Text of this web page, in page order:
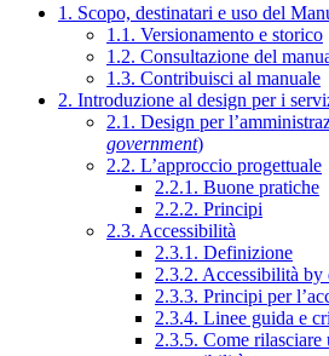
1. Scopo, destinatari e uso del
1.1. Versionamento e storico
1.2. Consultazione del
1.3. Contribuisci al manuale
2. Introduzione al design per i
2.1. Design per
government)
2.2. L’approccio progettuale
2.2.1. Buone pratiche
2.2.2. Principi
2.3. Accessibilità
2.3.1. Definizione
2.3.2. Accessibilità by
2.3.3. Principi per
2.3.4. Linee guida e
2.3.5. Come